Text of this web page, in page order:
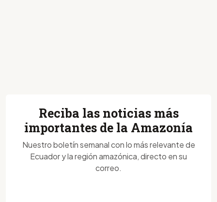
Reciba las noticias más
importantes de la Amazonía
Nuestro boletín semanal con lo más relevante de
Ecuador y la región amazónica, directo en su
correo.